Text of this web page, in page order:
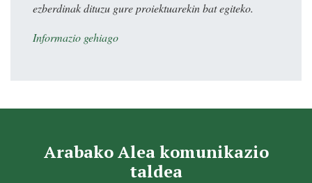
ezberdinak dituzu gure proiektuarekin bat egiteko.
Informazio gehiago
Arabako Alea komunikazio
taldea